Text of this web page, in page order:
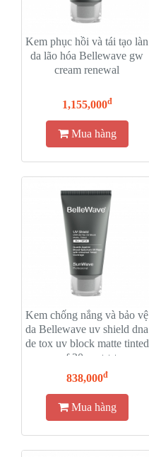
Kem phục hồi và tái tạo làn
da lão hóa Bellewave gw
cream renewal
1,155,000đ
Mua hàng
Kem chống nắng và bảo vệ
da Bellewave uv shield dna
de tox uv block matte tinted
spf 20 pa +++
838,000đ
Mua hàng